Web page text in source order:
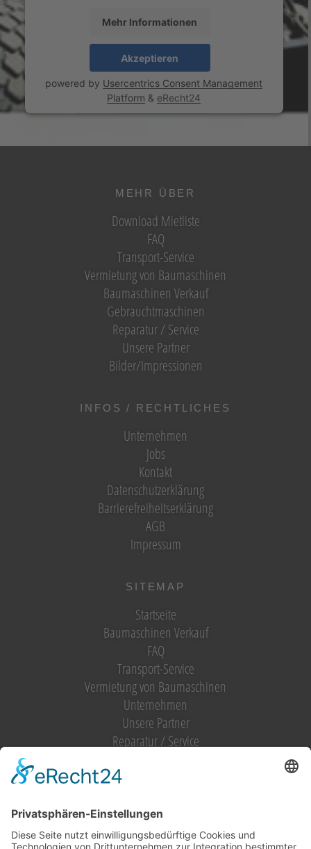
Mehr Informationen
Akzeptieren
powered by Usercentrics Consent Management
Platform & eRecht24
MEHR ÜBER
Download Mietliste
FAQ
Transport-Service
Vermietung von Baumaschinen
Baumaschinen Verkauf
Gebrauchtmaschinen
Reparatur / Service
Unsere Partner
Bilder/Impressionen
INFOS / RECHTLICHES
Unternehmen
Jobs
Kontakt
Datenschutzerklärung
Barrierefreiheitserklärung
AGB
Impressum
SITEMAP
Startseite
Baumaschinen Verkauf
FAQ
Transport-Service
Vermietung von Baumaschinen
Unternehmen
Unsere Partner
Reparatur / Service
Vermietung (alles)